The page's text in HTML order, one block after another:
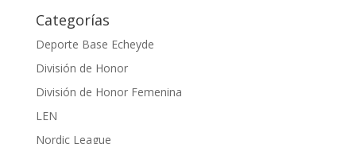
Categorías
Deporte Base Echeyde
División de Honor
División de Honor Femenina
LEN
Nordic League